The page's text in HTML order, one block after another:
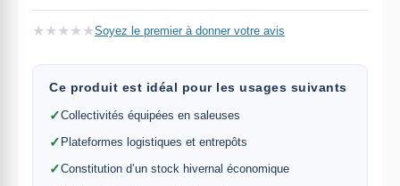
★ ★ ★ ★ ★Soyez le premier à donner votre avis
Ce produit est idéal pour les usages suivants
✓Collectivités équipées en saleuses
✓ Plateformes logistiques et entrepôts
✓Constitution d’un stock hivernal économique